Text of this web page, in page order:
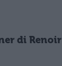
di Renoir